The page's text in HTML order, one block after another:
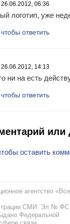
26.06.2012, 06:36
логотип, уже
ответить
26.06.2012, 14:13
ни на есть
ответить
или
оставить
агентство «Все
СМИ: Эл № ФС
Федеральной